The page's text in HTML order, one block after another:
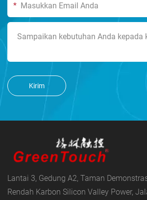
*
Kirim
Lantai 3, Gedung A2, Taman
Rendah Karbon Silicon Valley Power,